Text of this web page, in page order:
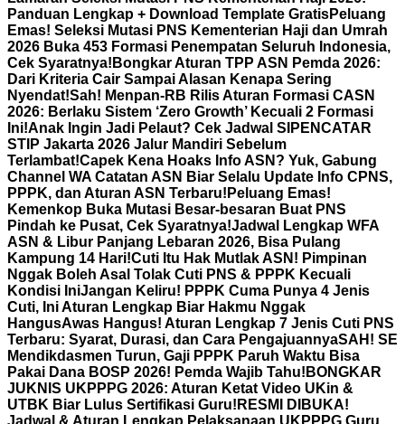
Panduan Lengkap + Download Template GratisPeluang
Emas! Seleksi Mutasi PNS Kementerian Haji dan Umrah
2026 Buka 453 Formasi Penempatan Seluruh Indonesia,
Cek Syaratnya! Bongkar Aturan TPP ASN Pemda 2026:
Dari Kriteria Cair Sampai Alasan Kenapa Sering
Nyendat!Sah! Menpan-RB Rilis Aturan Formasi CASN
2026: Berlaku Sistem ‘Zero Growth’ Kecuali 2 Formasi
Ini!Anak Ingin Jadi Pelaut? Cek Jadwal SIPENCATAR
STIP Jakarta 2026 Jalur Mandiri Sebelum
Terlambat!Capek Kena Hoaks Info ASN? Yuk, Gabung
Channel WA Catatan ASN Biar Selalu Update Info CPNS,
PPPK, dan Aturan ASN Terbaru! Peluang Emas!
Kemenkop Buka Mutasi Besar-besaran Buat PNS
Pindah ke Pusat, Cek Syaratnya!Jadwal Lengkap WFA
ASN & Libur Panjang Lebaran 2026, Bisa Pulang
Kampung 14 Hari!Cuti Itu Hak Mutlak ASN! Pimpinan
Nggak Boleh Asal Tolak Cuti PNS & PPPK Kecuali
Kondisi IniJangan Keliru! PPPK Cuma Punya 4 Jenis
Cuti, Ini Aturan Lengkap Biar Hakmu Nggak
HangusAwas Hangus! Aturan Lengkap 7 Jenis Cuti PNS
Terbaru: Syarat, Durasi, dan Cara PengajuannyaSAH! SE
Mendikdasmen Turun, Gaji PPPK Paruh Waktu Bisa
Pakai Dana BOSP 2026! Pemda Wajib Tahu! BONGKAR
JUKNIS UKPPPG 2026: Aturan Ketat Video UKin &
UTBK Biar Lulus Sertifikasi Guru! RESMI DIBUKA!
Jadwal & Aturan Lengkap Pelaksanaan UKPPPG Guru